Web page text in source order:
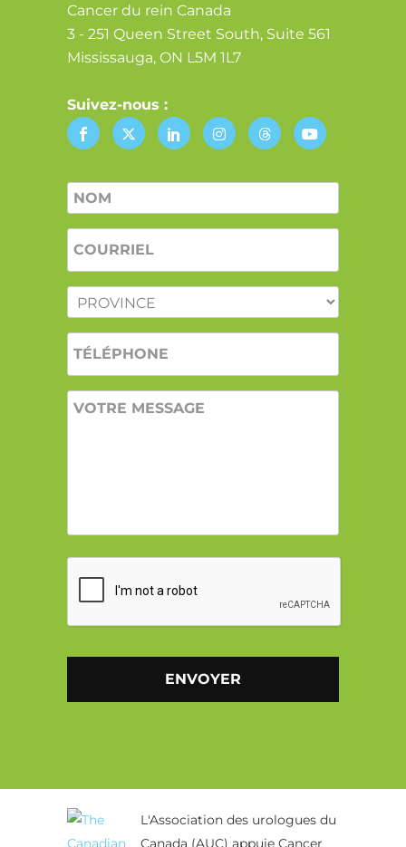
Cancer du rein Canada
3 - 251 Queen Street South, Suite 561
Mississauga, ON L5M 1L7
Suivez-nous :
Nom
PROVINCE
VOTRE
MESSAGE
L'Association des urologues du
Canada (AUC) appuie Cancer